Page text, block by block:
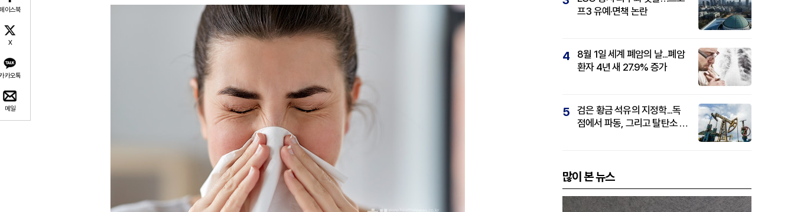
이스북
X
카오톡
메일
프3 유예·면책 논란
4
8월 1일 세계 폐암의 날...폐암
환자 4년 새 27.9% 증가
5
검은 황금 석유의 지정학...독
점에서 파동, 그리고 탈탄소 패
많이 본 뉴스